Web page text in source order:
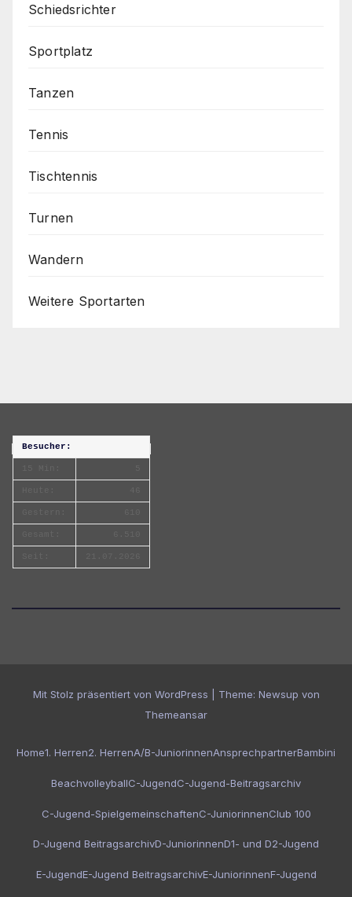
Schiedsrichter
Sportplatz
Tanzen
Tennis
Tischtennis
Turnen
Wandern
Weitere Sportarten
Besucher:
Mit Stolz präsentiert von WordPress Theme: Newsup von
Themeansar
Home1. Herren2. HerrenA/B-JuniorinnenAnsprechpartnerBambini
BeachvolleyballC-JugendC-Jugend-Beitragsarchiv
C-Jugend-SpielgemeinschaftenC-JuniorinnenClub 100
D-Jugend BeitragsarchivD-JuniorinnenD1- und D2-Jugend
E-JugendE-Jugend BeitragsarchivE-JuniorinnenF-Jugend